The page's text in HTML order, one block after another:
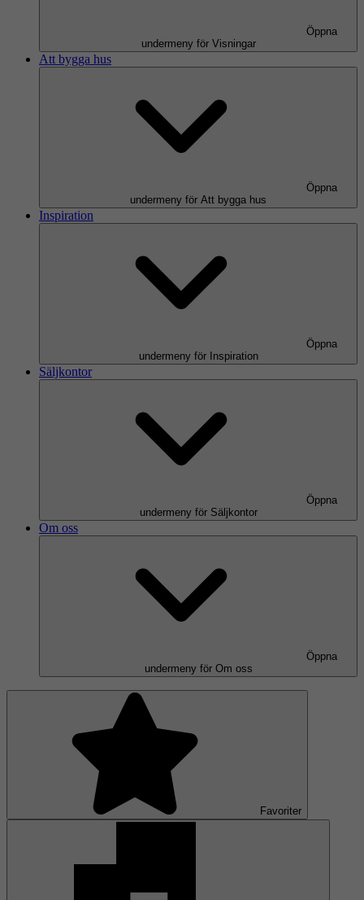
Öppna
undermeny för Visningar
Att bygga hus
Öppna
undermeny för Att bygga hus
Inspiration
Öppna
undermeny för Inspiration
Säljkontor
Öppna
undermeny för Säljkontor
Om oss
Öppna
undermeny för Om oss
Favoriter